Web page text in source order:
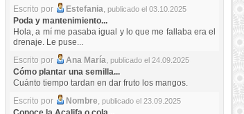
Escrito por
Estefania, publicado el 03.10.2025
Poda y mantenimiento...
Hola, a mí me pasaba igual y lo que me fallaba era el
drenaje. Le puse...
Escrito por
Ana María, publicado el 24.09.2025
Cómo plantar una semilla...
Cuánto tiempo tardan en dar fruto los mangos.
Escrito por
Nombre, publicado el 23.09.2025